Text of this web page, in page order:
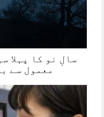
سالِ نو کا پہلا
معمول سے